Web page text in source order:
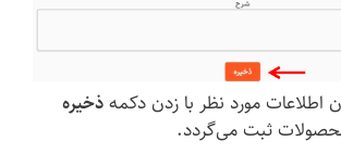
اطلاعات مورد نظر با زدن دکمهذخیره
ثبت می‌گردد.